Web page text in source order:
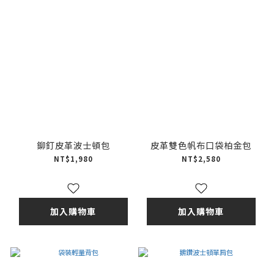
鉚釘皮革波士頓包
NT$1,980
加入購物車
皮革雙色帆布口袋柏金包
NT$2,580
加入購物車